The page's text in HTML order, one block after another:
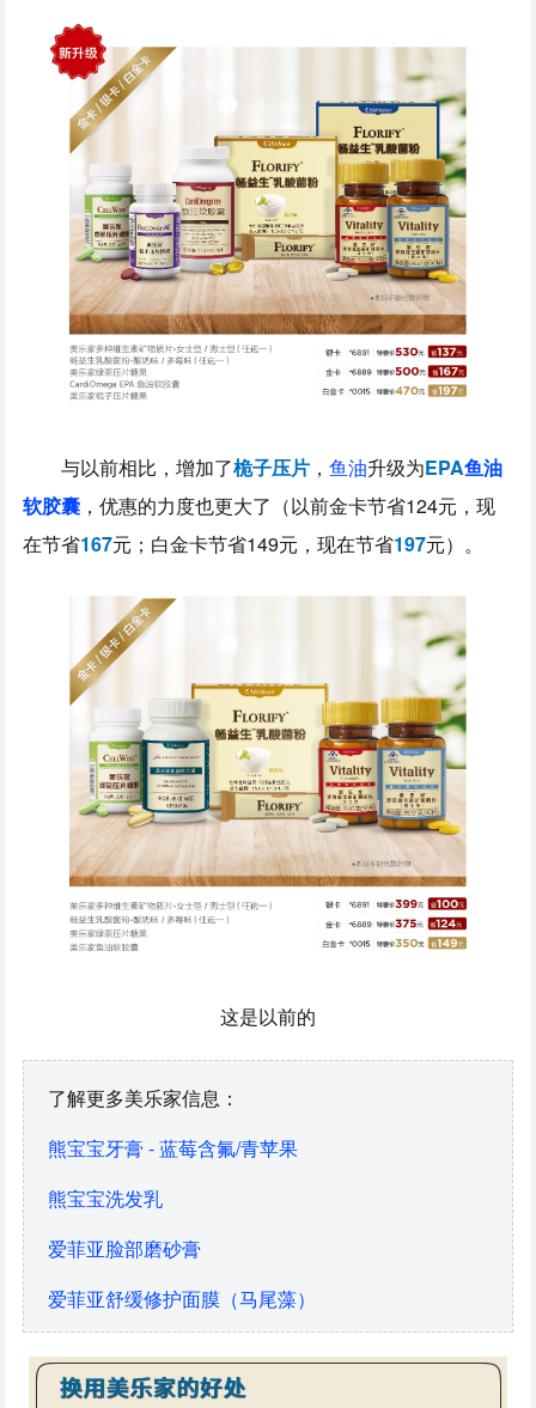
与以前相比，增加了桅子压片 ，鱼油升级为EPA鱼油
软胶囊 ，优惠的力度也更大了（以前金卡节省124元，现
在节省167元；白金卡节省149元，现在节省197元）。
这是以前的
了解更多美乐家信息：
熊宝宝牙膏 - 蓝莓含氟/青苹果
熊宝宝洗发乳
爱菲亚脸部磨砂膏
爱菲亚舒缓修护面膜（马尾藻）